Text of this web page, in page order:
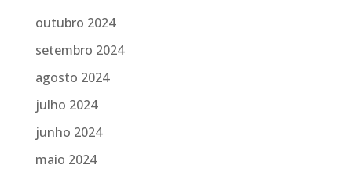
outubro 2024
setembro 2024
agosto 2024
julho 2024
junho 2024
maio 2024